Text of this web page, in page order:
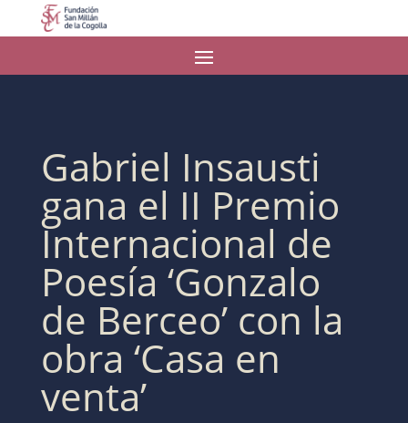
Gabriel Insausti
gana el II Premio
Internacional de
Poesía ‘Gonzalo
de Berceo’ con la
obra ‘Casa en
venta’